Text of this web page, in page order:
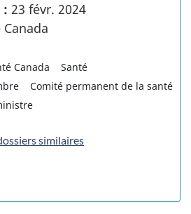
: 23 févr. 2024
Canada
Canada
Santé
Comité permanent de la santé
similaires